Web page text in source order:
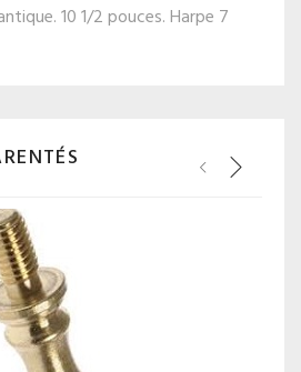
10 1/2 pouces. Harpe 7